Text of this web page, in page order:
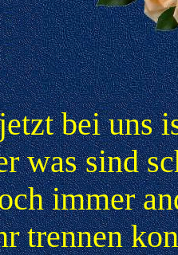
bei uns
was sind
immer
trennen